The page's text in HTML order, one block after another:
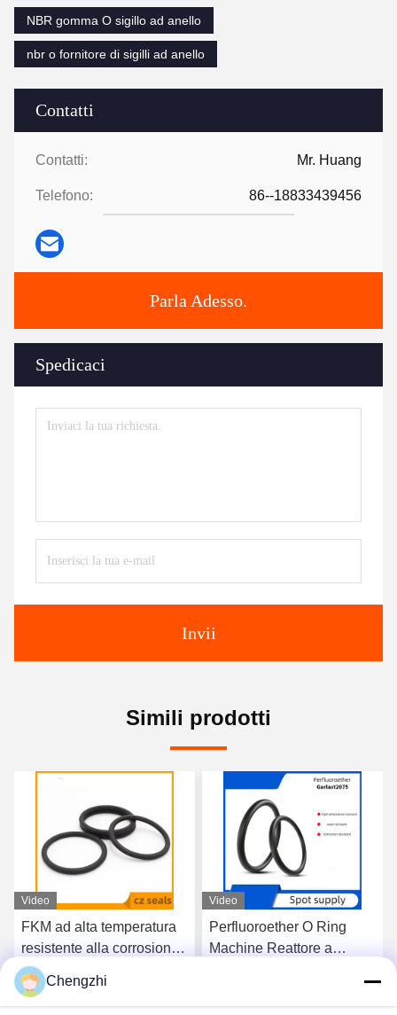
Contatti
Contatti: Mr. Huang
Telefono: 86--18833439456
Parla Adesso.
Spedicaci
Invii
NBR gomma O sigillo ad anello
nbr o fornitore di sigilli ad anello
Simili prodotti
Video
Perfluoroether O Ring
Machine Reattore a
pompa sigillato Anello di
gomma resistente alla
corrosioneParla Adesso.
Video
Diametro della linea di
gomma al fluoro 6 x
corrosione ad alta
Parla Adesso.
Chengzhi